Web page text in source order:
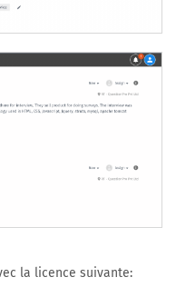
la licence suivante: